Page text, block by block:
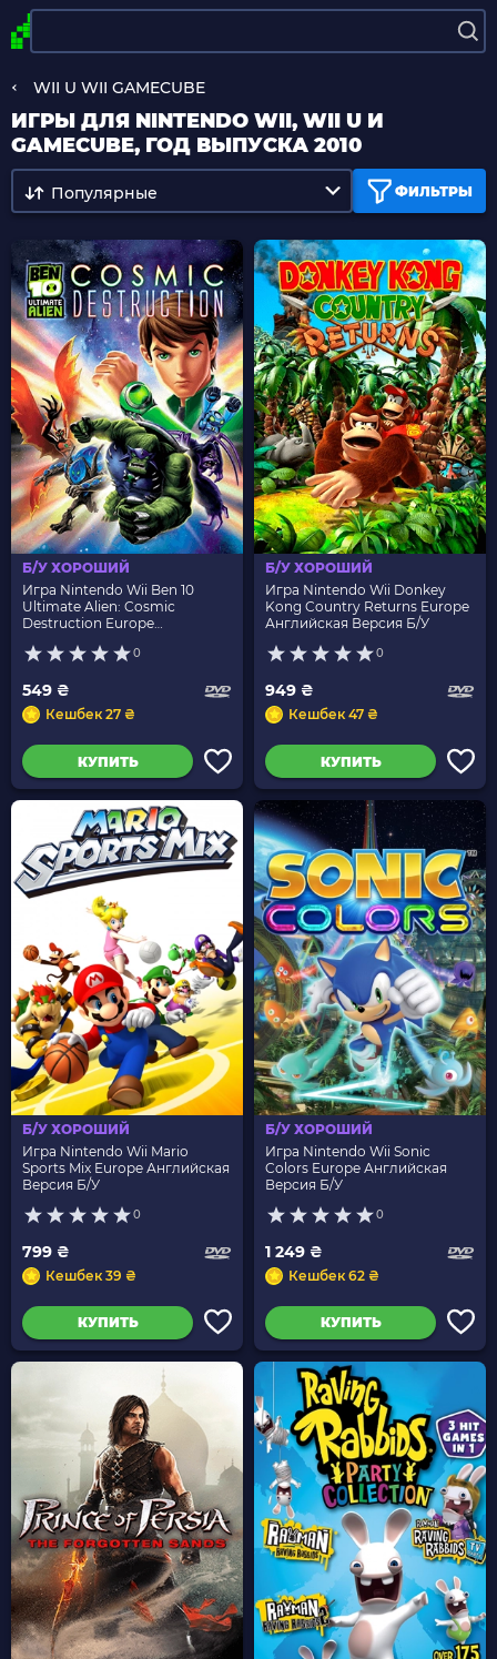
WII U WII GAMECUBE
ИГРЫ ДЛЯ NINTENDO WII, WII U И
GAMECUBE, ГОД ВЫПУСКА 2010
ФИЛЬТРЫ
Популярные
Б/У ХОРОШИЙ
Игра Nintendo Wii Ben 10
Ultimate Alien: Cosmic
Destruction Europe
0
549 ₴
Кешбек 27 ₴
КУПИТЬ
Б/У ХОРОШИЙ
Игра Nintendo Wii Donkey
Kong Country Returns Europe
Английская Версия Б/У
0
949 ₴
Кешбек 47 ₴
КУПИТЬ
Б/У ХОРОШИЙ
Игра Nintendo Wii Mario
Sports Mix Europe Английская
Версия Б/У
0
799 ₴
Кешбек 39 ₴
КУПИТЬ
Б/У ХОРОШИЙ
Игра Nintendo Wii Sonic
Colors Europe Английская
Версия Б/У
0
1 249 ₴
Кешбек 62 ₴
КУПИТЬ